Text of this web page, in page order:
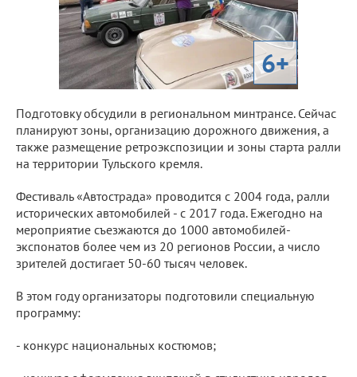
6+
Подготовку обсудили в региональном минтрансе. Сейчас
планируют зоны, организацию дорожного движения, а
также размещение ретроэкспозиции и зоны старта ралли
на территории Тульского кремля.
Фестиваль «Автострада» проводится с 2004 года, ралли
исторических автомобилей - с 2017 года. Ежегодно на
мероприятие съезжаются до 1000 автомобилей-
экспонатов более чем из 20 регионов России, а число
зрителей достигает 50-60 тысяч человек.
В этом году организаторы подготовили специальную
программу:
- конкурс национальных костюмов;